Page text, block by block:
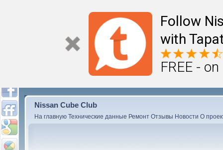
Follow
with
FREE -
Nissan Cube Club
На главную Технические данные Ремонт Отзывы Новости О